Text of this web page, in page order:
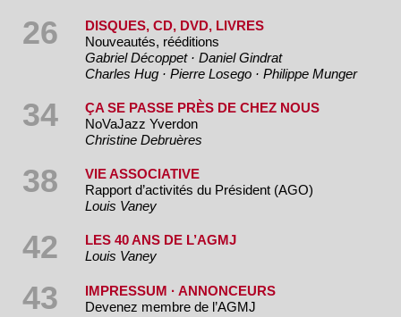
26
DISQUES, CD, DVD, LIVRES
Nouveautés, rééditions
Gabriel Décoppet · Daniel Gindrat
Charles Hug · Pierre Losego · Philippe Munger
34
ÇA SE PASSE PRÈS DE CHEZ NOUS
NoVaJazz Yverdon
Christine Debruères
38
VIE ASSOCIATIVE
Rapport d’activités du Président (AGO)
Louis Vaney
42
LES 40 ANS DE L’AGMJ
Louis Vaney
43
IMPRESSUM · ANNONCEURS
Devenez membre de l’AGMJ